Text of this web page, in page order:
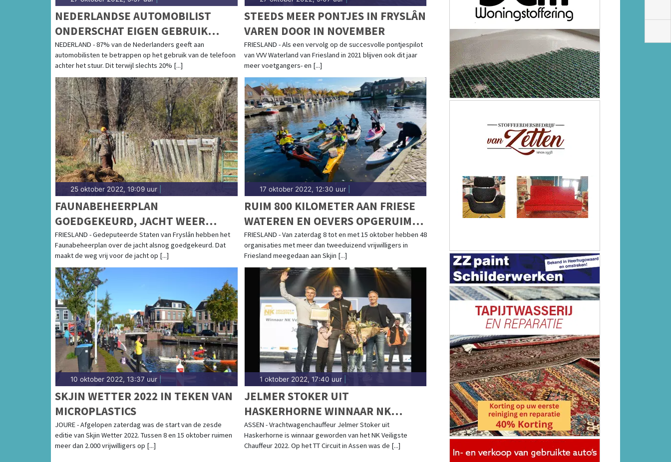
NEDERLANDSE AUTOMOBILIST
ONDERSCHAT EIGEN GEBRUIK
TELEFOON ACHTER HET STUUR
NEDERLAND - 87% van de Nederlanders geeft aan
automobilisten te betrappen op het gebruik van de telefoon
achter het stuur. Dit terwijl slechts 20% [...]
STEEDS MEER PONTJES IN FRYSLÂN
VAREN DOOR IN NOVEMBER
FRIESLAND - Als een vervolg op de succesvolle pontjespilot
van VVV Waterland van Friesland in 2021 blijven ook dit jaar
meer voetgangers- en [...]
25 oktober 2022, 19:09 uur
FAUNABEHEERPLAN
GOEDGEKEURD, JACHT WEER
MOGELIJK
FRIESLAND - Gedeputeerde Staten van Fryslân hebben het
Faunabeheerplan over de jacht alsnog goedgekeurd. Dat
maakt de weg vrij voor de jacht op [...]
17 oktober 2022, 12:30 uur|
RUIM 800 KILOMETER AAN FRIESE
WATEREN EN OEVERS OPGERUIMD
TIJDENS SKJIN WETTER
FRIESLAND - Van zaterdag 8 tot en met 15 oktober hebben 48
organisaties met meer dan tweeduizend vrijwilligers in
Friesland meegedaan aan Skjin [...]
10 oktober 2022, 13:37 uur
SKJIN WETTER 2022 IN TEKEN VAN
MICROPLASTICS
JOURE - Afgelopen zaterdag was de start van de zesde
editie van Skjin Wetter 2022. Tussen 8 en 15 oktober ruimen
meer dan 2.000 vrijwilligers op [...]
1 oktober 2022, 17:40 uur|
JELMER STOKER UIT
HASKERHORNE WINNAAR NK
VEILIGSTE CHAUFFEUR 2022
ASSEN - Vrachtwagenchauffeur Jelmer Stoker uit
Haskerhorne is winnaar geworden van het NK Veiligste
Chauffeur 2022. Op het TT Circuit in Assen was de [...]